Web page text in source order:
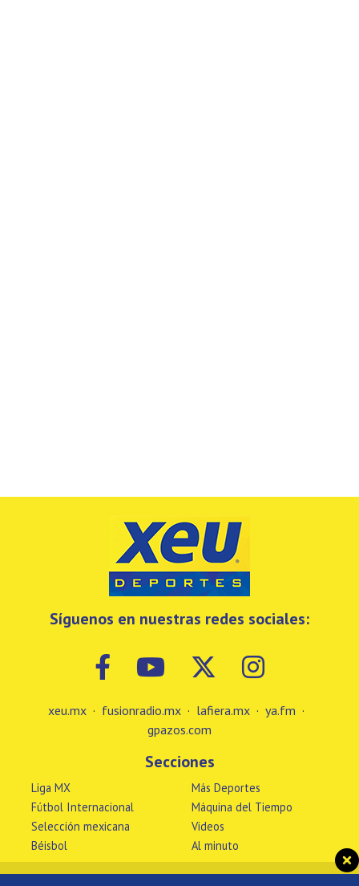
Síguenos en nuestras redes sociales:
xeu.mx · fusionradio.mx · lafiera.mx · ya.fm ·
gpazos.com
Secciones
Liga MX
Fútbol Internacional
Selección mexicana
Béisbol
Más Deportes
Máquina del Tiempo
Videos
Al minuto